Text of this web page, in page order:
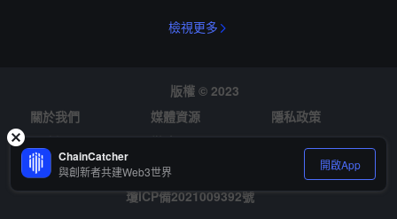
檢視更多
版權 © 2023
關於我們
媒體資源
隱私政策
風險提示
徵才
瓊ICP備2021009392號
ChainCatcher
與創新者共建Web3世界 開啟App